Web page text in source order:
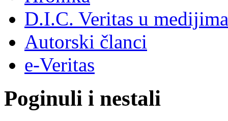
D.I.C. Veritas u medijima
Autorski članci
e-Veritas
Poginuli i nestali